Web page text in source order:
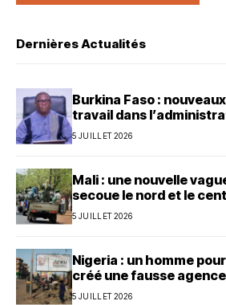
Dernières Actualités
Burkina Faso :
travail dans
5 JUILLET 2026
Mali : une nouvelle
secoue le nord et le
5 JUILLET 2026
Nigeria : un homme
créé une fausse
5 JUILLET 2026